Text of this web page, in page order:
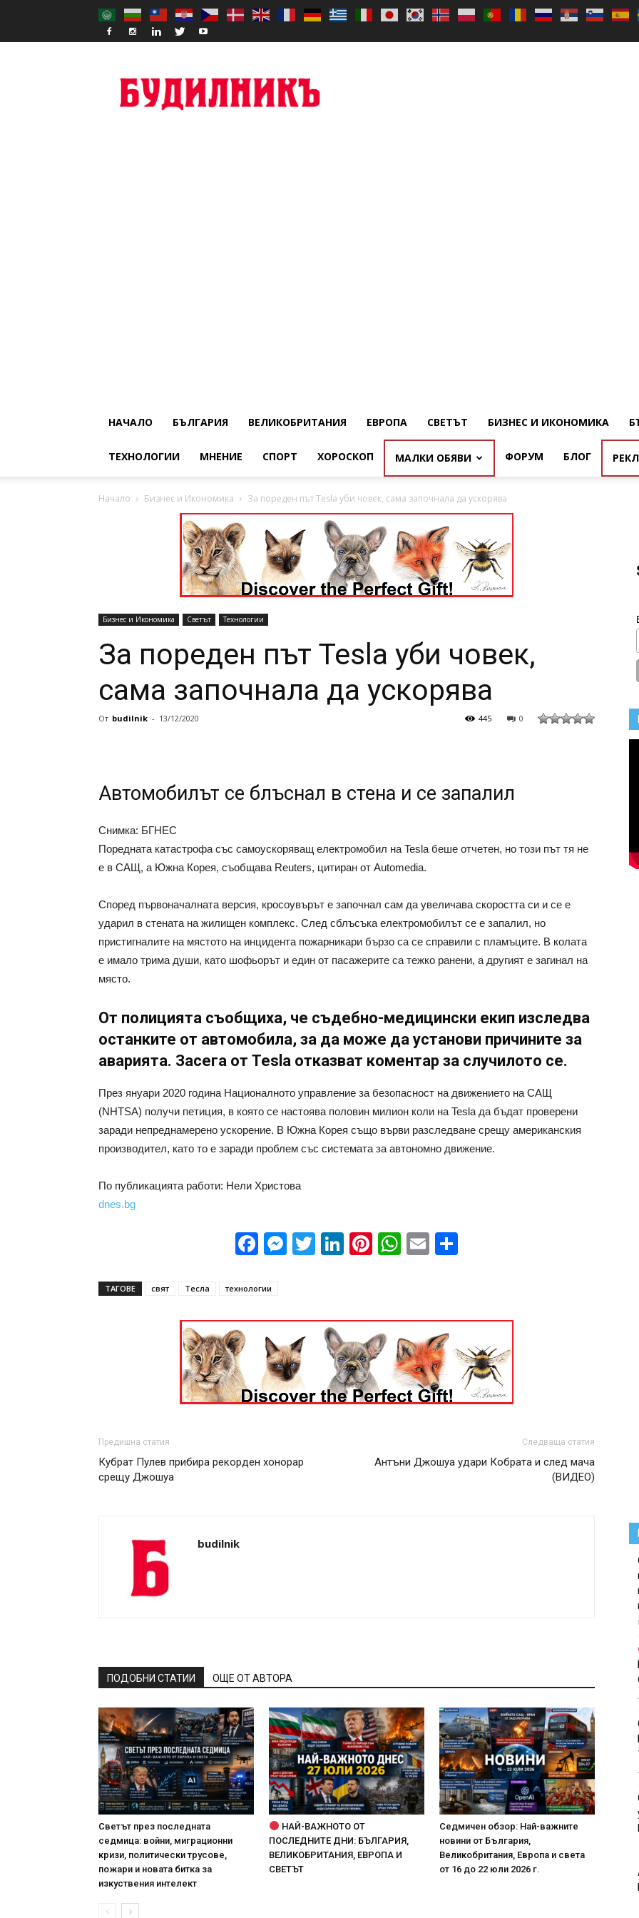
НАЧАЛО БЪЛГАРИЯ ВЕЛИКОБРИТАНИЯ ЕВРОПА СВЕТЪТ БИЗНЕС И ИКОНОМИКА
ТЕХНОЛОГИИ МНЕНИЕ СПОРТ ХОРОСКОП МАЛКИ ОБЯВИ ФОРУМ БЛОГ
Начало Бизнес и Икономика За пореден път Tesla уби човек, сама започнала да ускорява
Бизнес и Икономика Светът Технологии
За пореден път Tesla уби човек,
сама започнала да ускорява
От budilnik - 13/12/2020 0
445
Автомобилът се блъснал в стена и се запалил
Снимка: БГНЕС
Поредната катастрофа със самоускоряващ електромобил на Tesla беше отчетен, но този път тя не
е в САЩ, а Южна Корея, съобщава Reuters, цитиран от Automedia.
Според първоначалната версия, кросоувърът е започнал сам да увеличава скоростта си и се е
ударил в стената на жилищен комплекс. След сблъсъка електромобилът се е запалил, но
пристигналите на мястото на инцидента пожарникари бързо са се справили с пламъците. В колата
е имало трима души, като шофьорът и един от пасажерите са тежко ранени, а другият е загинал на
място.
От полицията съобщиха, че съдебно-медицински екип изследва
останките от автомобила, за да може да установи причините за
аварията. Засега от Tesla отказват коментар за случилото се.
През януари 2020 година Националното управление за безопасност на движението на САЩ
(NHTSA) получи петиция, в която се настоява половин милион коли на Tesla да бъдат проверени
заради непреднамерено ускорение. В Южна Корея също върви разследване срещу американския
производител, като то е заради проблем със системата за автономно движение.
По публикацията работи: Нели Христова
dnes.bg
Facebook
Messenger
Twitter
LinkedIn
Pinterest
WhatsApp
Email
ТАГОВЕ свят Тесла технологии
Предишна статия
Кубрат Пулев прибира рекорден хонорар
срещу Джошуа
Следваща статия
Антъни Джошуа удари Кобрата и след мача
(ВИДЕО)
budilnik
ПОДОБНИ СТАТИИ ОЩЕ ОТ АВТОРА
Светът през последната
седмица: войни, миграционни
кризи, политически трусове,
пожари и новата битка за
изкуствения интелект
НАЙ-ВАЖНОТО ОТ
ПОСЛЕДНИТЕ ДНИ: БЪЛГАРИЯ,
ВЕЛИКОБРИТАНИЯ, ЕВРОПА И
СВЕТЪТ
Седмичен обзор: Най-важните
новини от България,
Великобритания, Европа и света
от 16 до 22 юли 2026 г.